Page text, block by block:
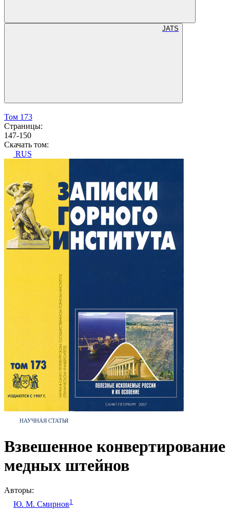
JATS
Том 173
Страницы:
147-150
Скачать том:
RUS
НАУЧНАЯ СТАТЬЯ
Взвешенное конвертирование
медных штейнов
Авторы:
Ю. М. Смирнов1